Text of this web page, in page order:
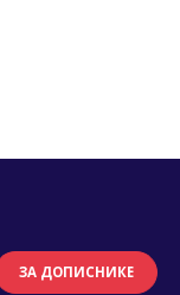
ЗА ДОПИСНИКЕ